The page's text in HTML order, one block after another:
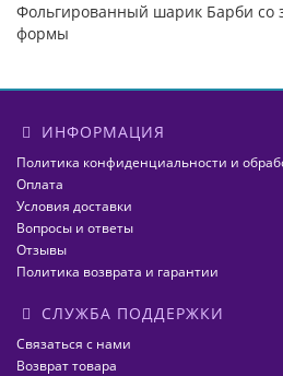
Фольгированный шарик Барби со
формы
ИНФОРМАЦИЯ
Политика конфиденциальности и
Оплата
Условия доставки
Вопросы и ответы
Отзывы
Политика возврата и гарантии
СЛУЖБА ПОДДЕРЖКИ
Связаться с нами
Возврат товара